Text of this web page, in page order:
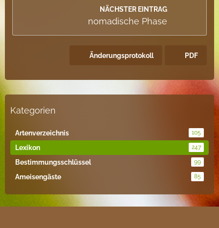
NÄCHSTER EINTRAG
nomadische Phase
Änderungsprotokoll PDF
Kategorien
Artenverzeichnis 105
Lexikon 247
Bestimmungsschlüssel 99
Ameisengäste 85